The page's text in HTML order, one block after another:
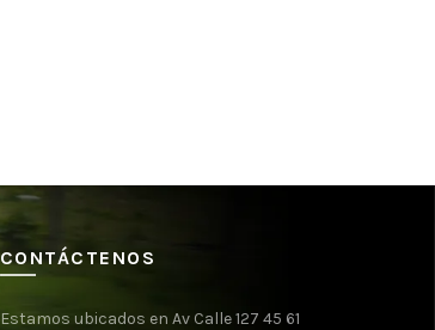
CONTÁCTENOS
Estamos ubicados en Av Calle 127 45 61